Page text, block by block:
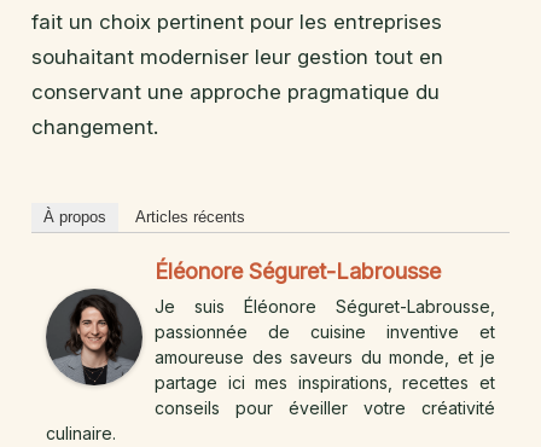
fait un choix pertinent pour les entreprises
souhaitant moderniser leur gestion tout en
conservant une approche pragmatique du
changement.
À propos Articles récents
Éléonore Séguret-Labrousse
Je suis Éléonore Séguret-Labrousse,
passionnée de cuisine inventive et
amoureuse des saveurs du monde, et je
partage ici mes inspirations, recettes et
conseils pour éveiller votre créativité
culinaire.